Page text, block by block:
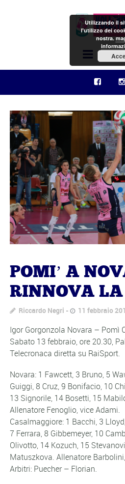
Menu
POMI’ A
RINNOVA
Riccardo Negri 11 febbraio
Igor Gorgonzola Novara – Pomì
Sabato 13 febbraio, ore 20.30,
Telecronaca diretta su RaiSport.
Novara: 1 Fawcett, 3 Bruno, 5
Guiggi, 8 Cruz, 9 Bonifacio, 10
13 Signorile, 14 Bosetti, 15
Allenatore Fenoglio, vice Adami.
Casalmaggiore: 1 Bacchi, 3
7 Ferrara, 8 Gibbemeyer, 10
Olivotto, 14 Kozuch, 15
Matuszkova. Allenatore
Arbitri: Puecher – Florian.
Utilizzando il
l'utilizzo dei
nostra.